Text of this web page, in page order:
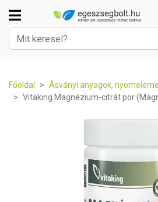
Főoldal Ásványi anyagok,
Vitaking Magnézium-citrát por